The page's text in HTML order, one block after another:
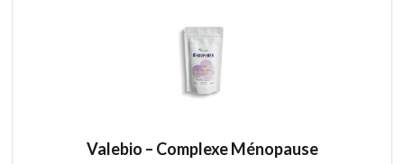
Valebio – Complexe Ménopause